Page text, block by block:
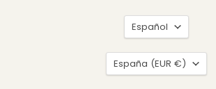
Idioma
Español
País
España (EUR €)